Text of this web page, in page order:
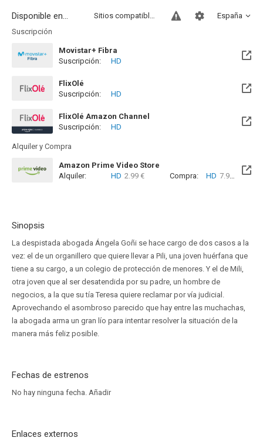
Disponible en... España
Sitios compatibles
Suscripción
Movistar+ Fibra
Disponible hasta el Vie, 01 Ene 2100 (Quedan 73 años)
Suscripción: HD
FlixOlé
Suscripción:
HD
FlixOlé Amazon Channel
Suscripción:
HD
Alquiler y Compra
Amazon Prime Video Store
Alquiler:
HD 2.99 € Compra: HD 7.99 €
Sinopsis
La despistada abogada Ángela Goñi se hace cargo de dos casos a la
vez: el de un organillero que quiere llevar a Pili, una joven huérfana que
tiene a su cargo, a un colegio de protección de menores. Y el de Mili,
otra joven que al ser desatendida por su padre, un hombre de
negocios, a la que su tía Teresa quiere reclamar por vía judicial.
Aprovechando el asombroso parecido que hay entre las muchachas,
la abogada arma un gran lío para intentar resolver la situación de la
manera más feliz posible.
Fechas de estrenos
No hay ninguna fecha. Añadir
Enlaces externos